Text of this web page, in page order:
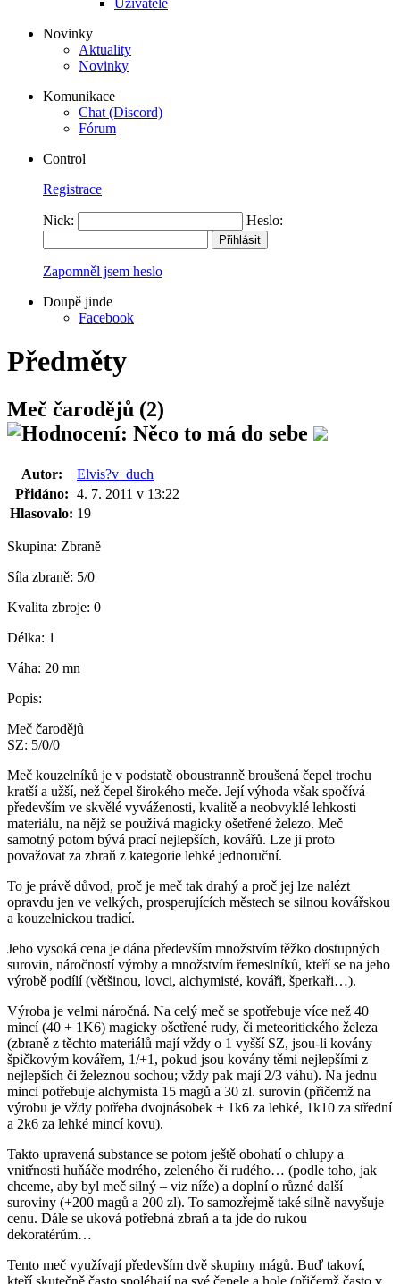
Novinky
Aktuality
Novinky
Komunikace
Chat (Discord)
Fórum
Control
Registrace
Nick: Heslo:
Zapomněl jsem heslo
Doupě jinde
Facebook
Předměty
Meč čarodějů (2)
Autor:
Elvis?v_duch
Přidáno: 4. 7. 2011 v 13:22
Hlasovalo: 19
Skupina: Zbraně
Síla zbraně: 5/0
Kvalita zbroje: 0
Délka: 1
Váha: 20 mn
Popis:
Meč čarodějů
SZ: 5/0/0
Meč kouzelníků je v podstatě oboustranně broušená čepel trochu
kratší a užší, než čepel širokého meče. Její výhoda však spočívá
především ve skvělé vyváženosti, kvalitě a neobvyklé lehkosti
materiálu, na nějž se používá magicky ošetřené železo. Meč
samotný potom bývá prací nejlepších, kovářů. Lze ji proto
považovat za zbraň z kategorie lehké jednoruční.
To je právě důvod, proč je meč tak drahý a proč jej lze nalézt
opravdu jen ve velkých, prosperujících městech se silnou kovářskou
a kouzelnickou tradicí.
Jeho vysoká cena je dána především množstvím těžko dostupných
surovin, náročností výroby a množstvím řemeslníků, kteří se na jeho
výrobě podílí (většinou, lovci, alchymisté, kováři, šperkaři…).
Výroba je velmi náročná. Na celý meč se spotřebuje více než 40
mincí (40 + 1K6) magicky ošetřené rudy, či meteoritického železa
(zbraně z těchto materiálů mají vždy o 1 vyšší SZ, jsou-li kovány
špičkovým kovářem, 1/+1, pokud jsou kovány těmi nejlepšími z
nejlepších či železnou sochou; vždy pak mají 2/3 váhu). Na jednu
minci potřebuje alchymista 15 magů a 30 zl. surovin (přičemž na
výrobu je vždy potřeba dvojnásobek + 1k6 za lehké, 1k10 za střední
a 2k6 za lehké mincí kovu).
Takto upravená substance se potom ještě obohatí o chlupy a
vnitřnosti huňáče modrého, zeleného či rudého… (podle toho, jak
chceme, aby byl meč silný – viz níže) a doplní o různé další
suroviny (+200 magů a 200 zl). To samozřejmě také silně navyšuje
cenu. Dále se uková potřebná zbraň a ta jde do rukou
dekoratérům…
Tento meč využívají především dvě skupiny mágů. Buď takoví,
kteří skutečně často spoléhají na své čepele a hole (přičemž často v